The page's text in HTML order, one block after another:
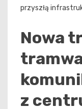
przyszłą
Nowa
z